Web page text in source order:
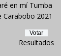
en mí Tumba
Carabobo 2021
Resultados